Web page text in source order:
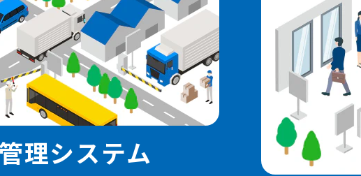
一般事業主行動計画 / 健康企業宣言
健康経営優良法人
品質方針
SDGs宣言
パートナーシップ構築宣言
環境ソリューション
理システム